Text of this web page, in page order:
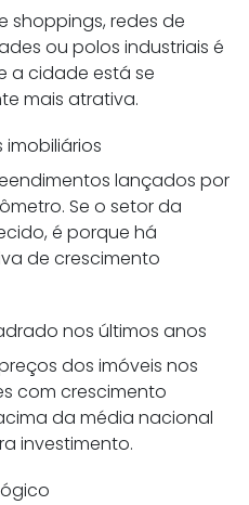
shoppings, redes de
ou polos industriais é
a cidade está se
mais atrativa.
lançados por
Se o setor da
é porque há
de crescimento
nos últimos anos
dos imóveis nos
com crescimento
da média nacional
investimento.